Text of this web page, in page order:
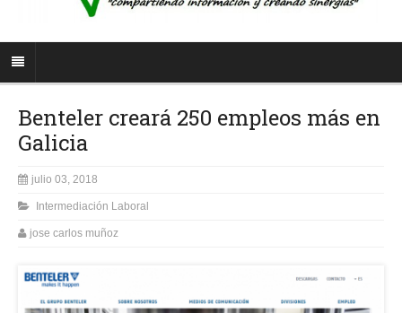
Benteler creará 250 empleos más en
Galicia
julio 03, 2018
Intermediación Laboral
jose carlos muñoz